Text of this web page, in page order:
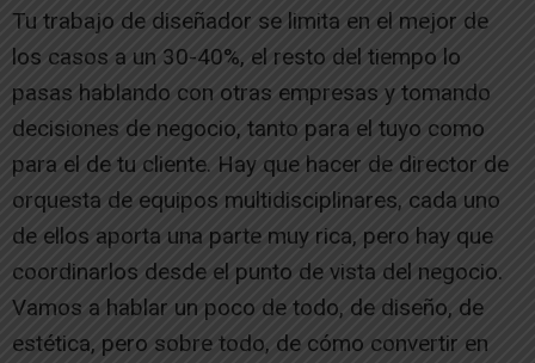
Tu trabajo de diseñador se limita en el mejor de
los casos a un 30-40%, el resto del tiempo lo
pasas hablando con otras empresas y tomando
decisiones de negocio, tanto para el tuyo como
para el de tu cliente. Hay que hacer de director de
orquesta de equipos multidisciplinares, cada uno
de ellos aporta una parte muy rica, pero hay que
coordinarlos desde el punto de vista del negocio.
Vamos a hablar un poco de todo, de diseño, de
estética, pero sobre todo, de cómo convertir en